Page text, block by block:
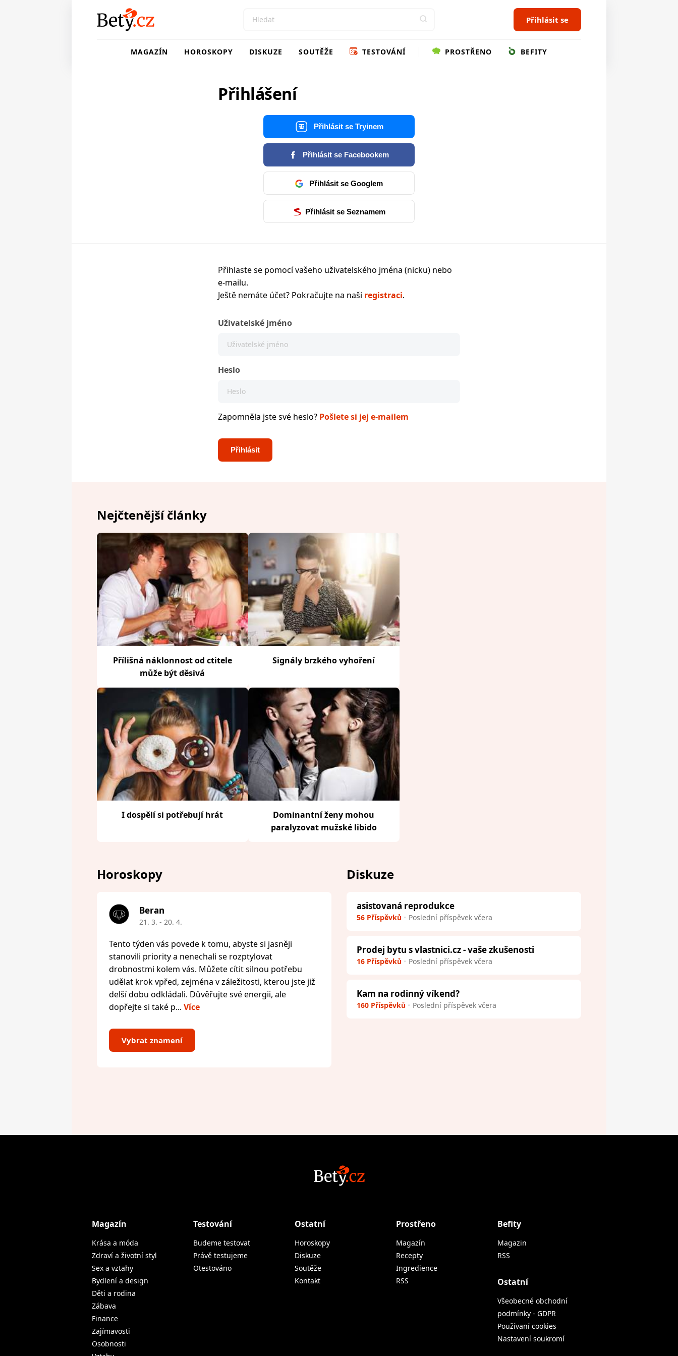
Přihlásit se
MAGAZÍN HOROSKOPY DISKUZE SOUTĚŽE TESTOVÁNÍ PROSTŘENO BEFITY
Přihlášení
Přihlásit se Tryinem
Přihlásit se Facebookem
Přihlásit se Googlem
Přihlásit se Seznamem
Přihlaste se pomocí vašeho uživatelského jména (nicku) nebo
e-mailu.
Ještě nemáte účet? Pokračujte na naši registraci.
Uživatelské jméno
Heslo
Zapomněla jste své heslo? Pošlete si jej e-mailem
Nejčtenější články
Přílišná náklonnost od ctitele
může být děsivá
Signály brzkého vyhoření
I dospělí si potřebují hrát
Dominantní ženy mohou
paralyzovat mužské libido
Horoskopy
Beran
21. 3. - 20. 4.
Tento týden vás povede k tomu, abyste si jasněji
stanovili priority a nenechali se rozptylovat
drobnostmi kolem vás. Můžete cítit silnou potřebu
udělat krok vpřed, zejména v záležitosti, kterou jste již
delší dobu odkládali. Důvěřujte své energii, ale
dopřejte si také p... Více
Vybrat znamení
Diskuze
asistovaná reprodukce
56 Příspěvků Poslední příspěvek včera
Prodej bytu s vlastnici.cz - vaše zkušenosti
16 Příspěvků Poslední příspěvek včera
Kam na rodinný víkend?
160 Příspěvků Poslední příspěvek včera
Magazín
Krása a móda
Zdraví a životní styl
Sex a vztahy
Bydlení a design
Děti a rodina
Zábava
Finance
Zajímavosti
Osobnosti
Testování
Budeme testovat
Právě testujeme
Otestováno
Ostatní
Horoskopy
Diskuze
Soutěže
Kontakt
Prostřeno
Magazín
Recepty
Ingredience
RSS
Befity
Magazin
RSS
Ostatní
Všeobecné obchodní
podmínky - GDPR
Používaní cookies
Nastavení soukromí